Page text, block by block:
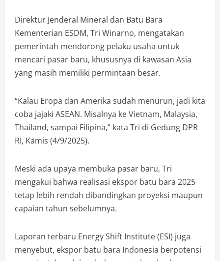
Direktur Jenderal Mineral dan Batu Bara
Kementerian ESDM, Tri Winarno, mengatakan
pemerintah mendorong pelaku usaha untuk
mencari pasar baru, khususnya di kawasan Asia
yang masih memiliki permintaan besar.
“Kalau Eropa dan Amerika sudah menurun, jadi kita
coba jajaki ASEAN. Misalnya ke Vietnam, Malaysia,
Thailand, sampai Filipina,” kata Tri di Gedung DPR
RI, Kamis (4/9/2025).
Meski ada upaya membuka pasar baru, Tri
mengakui bahwa realisasi ekspor batu bara 2025
tetap lebih rendah dibandingkan proyeksi maupun
capaian tahun sebelumnya.
Laporan terbaru Energy Shift Institute (ESI) juga
menyebut, ekspor batu bara Indonesia berpotensi